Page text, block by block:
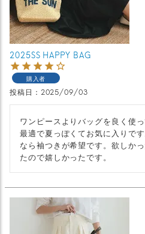
2025SS HAPPY BAG
購入者
投稿日 2025/09/03
ワンピースよりバッグを良く使
最適で夏っぽくてお気に入りで
なら袖つきが希望です。欲しか
たので嬉しかったです。